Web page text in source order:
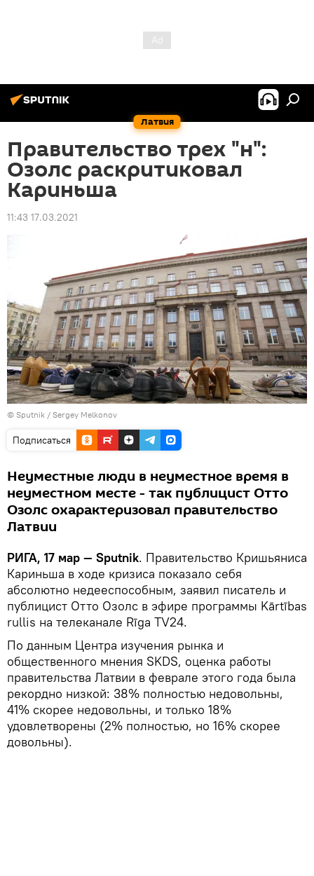
Латвия
Правительство трех "н":
Озолс раскритиковал
Кариньша
11:43 17.03.2021
© Sputnik / Sergey Melkonov
Подписаться
Неуместные люди в неуместное время в
неуместном месте - так публицист Отто
Озолс охарактеризовал правительство
Латвии
РИГА, 17 мар — Sputnik. Правительство Кришьяниса
Кариньша в ходе кризиса показало себя
абсолютно недееспособным, заявил писатель и
публицист Отто Озолс в эфире программы Kārtības
rullis на телеканале Rīga TV24.
По данным Центра изучения рынка и
общественного мнения SKDS, оценка работы
правительства Латвии в феврале этого года была
рекордно низкой: 38% полностью недовольны,
41% скорее недовольны, и только 18%
удовлетворены (2% полностью, но 16% скорее
довольны).